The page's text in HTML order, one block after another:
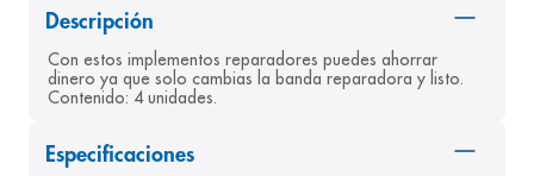
Descripción
Con estos implementos reparadores puedes ahorrar
dinero ya que solo cambias la banda reparadora y listo.
Contenido: 4 unidades.
Especificaciones
8. panolini
9. pediasure
10.desodorante